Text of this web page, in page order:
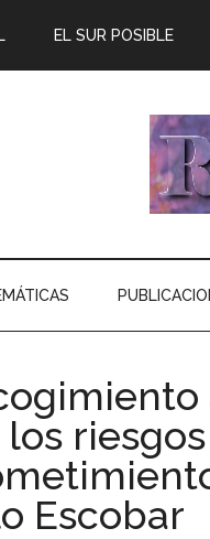
EL SUR POSIBLE
los
Escobar